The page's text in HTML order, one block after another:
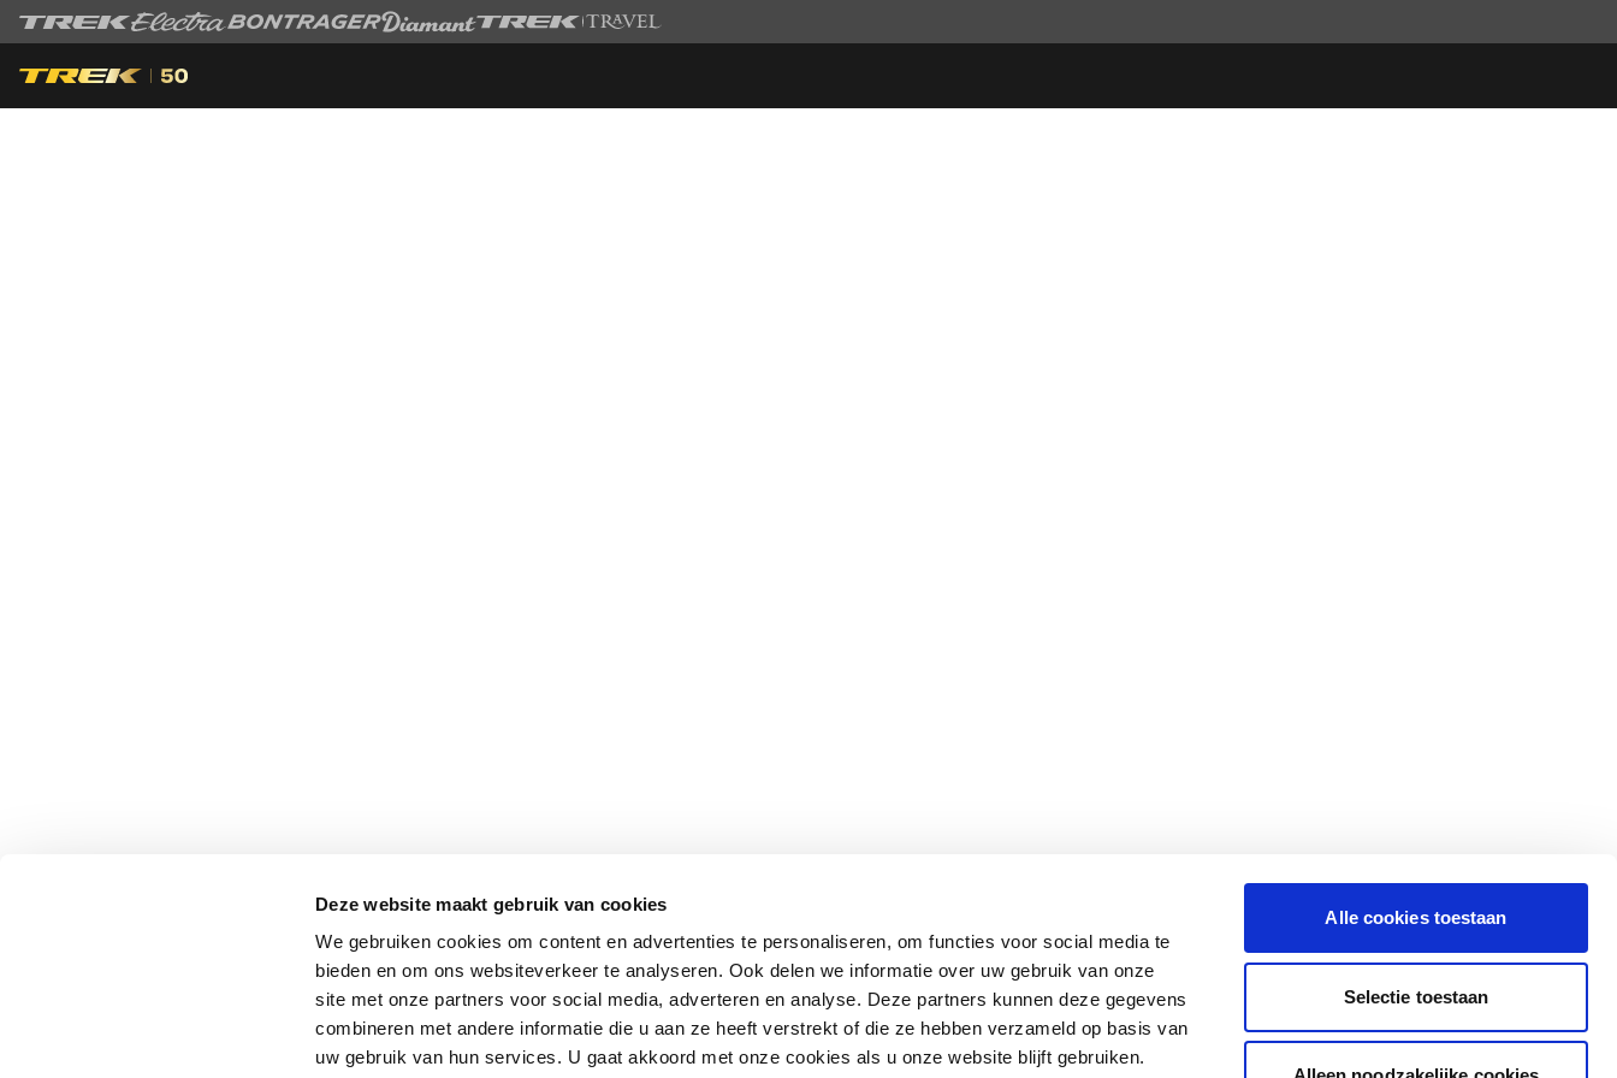
Deze website maakt gebruik van cookies
We gebruiken cookies om content en advertenties te personaliseren, om functies voor social media te
bieden en om ons websiteverkeer te analyseren. Ook delen we informatie over uw gebruik van onze
site met onze partners voor social media, adverteren en analyse. Deze partners kunnen deze gegevens
combineren met andere informatie die u aan ze heeft verstrekt of die ze hebben verzameld op basis van
uw gebruik van hun services. U gaat akkoord met onze cookies als u onze website blijft gebruiken.
Alle cookies toestaan
Selectie toestaan